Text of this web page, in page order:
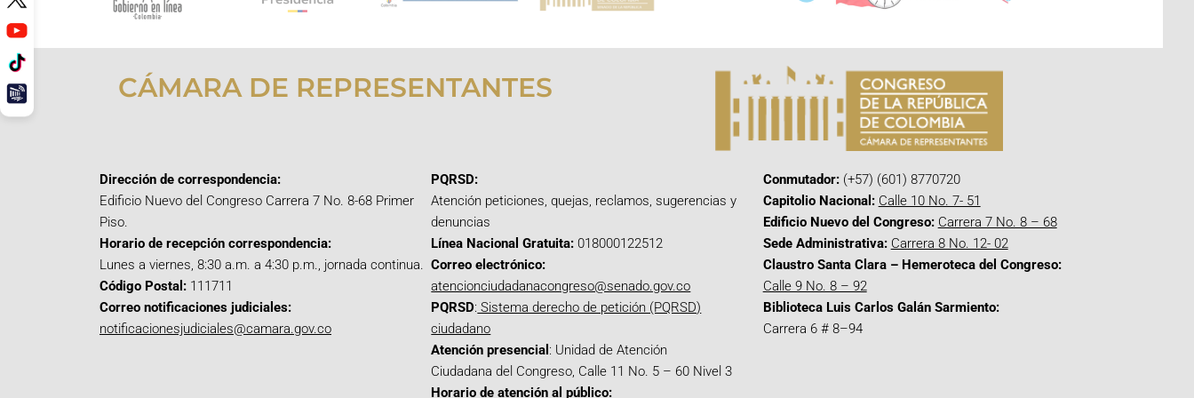
CÁMARA DE REPRESENTANTES
Dirección de correspondencia:
Edificio Nuevo del Congreso Carrera 7 No. 8-68 Primer
Piso.
Horario de recepción correspondencia:
Lunes a viernes, 8:30 a.m. a 4:30 p.m., jornada continua.
Código Postal: 111711
Correo notificaciones judiciales:
notificacionesjudiciales@camara.gov.co
PQRSD:
Atención peticiones, quejas, reclamos, sugerencias y
denuncias
Línea Nacional Gratuita: 018000122512
Correo electrónico:
atencionciudadanacongreso@senado.gov.co
PQRSD: Sistema derecho de petición (PQRSD)
ciudadano
Atención presencial : Unidad de Atención
Ciudadana del Congreso, Calle 11 No. 5 – 60 Nivel 3
Horario de atención al público:
Conmutador:(+57) (601) 8770720
Capitolio Nacional: Calle 10 No. 7- 51
Edificio Nuevo del Congreso: Carrera 7 No. 8 – 68
Sede Administrativa: Carrera 8 No. 12- 02
Claustro Santa Clara – Hemeroteca del Congreso:
Calle 9 No. 8 – 92
Biblioteca Luis Carlos Galán Sarmiento:
Carrera 6 # 8–94